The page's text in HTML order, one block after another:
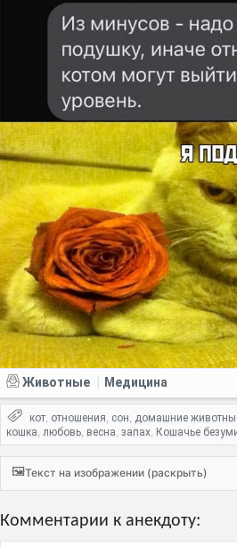
Животные Медицина
кот, отношения, сон, домашние
кошка, любовь, весна, запах, Кошачье
🖼️Текст на изображении (раскрыть)
Комментарии к анекдоту: